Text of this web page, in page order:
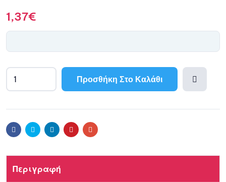
1,37€
Προσθήκη Στο Καλάθι
l
r
FacebookTwitter LinkedinPinterestEmail
Περιγραφή